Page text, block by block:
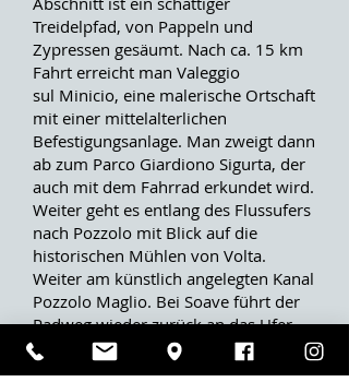
Treidelpfad, von Pappeln und
Zypressen gesäumt. Nach ca. 15 km
Fahrt erreicht man Valeggio
sul Minicio, eine malerische Ortschaft
mit einer mittelalterlichen
Befestigungsanlage. Man zweigt dann
ab zum Parco Giardiono Sigurta, der
auch mit dem Fahrrad erkundet wird.
Weiter geht es entlang des Flussufers
nach Pozzolo mit Blick auf die
historischen Mühlen von Volta.
Weiter am künstlich angelegten Kanal
Pozzolo Maglio. Bei Soave führt der
Radweg wieder zurück an das Ufer
des Mincio. Durch weite Felder
nähert man sich dann Mantua. In der